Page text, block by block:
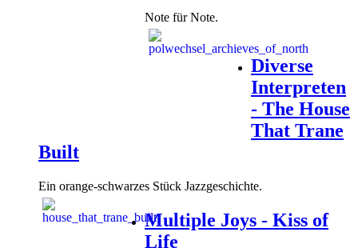
Note für Note.
Diverse
Interpreten
- The House
That Trane
Built
Ein orange-schwarzes Stück Jazzgeschichte.
Multiple Joys - Kiss of
Life